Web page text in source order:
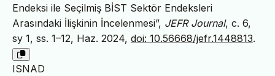
Endeksi ile Seçilmiş BİST Sektör Endeksleri
Arasındaki İlişkinin İncelenmesi”, JEFR Journal, c. 6,
sy 1, ss. 1–12, Haz. 2024, doi: 10.56668/jefr.1448813.
ISNAD